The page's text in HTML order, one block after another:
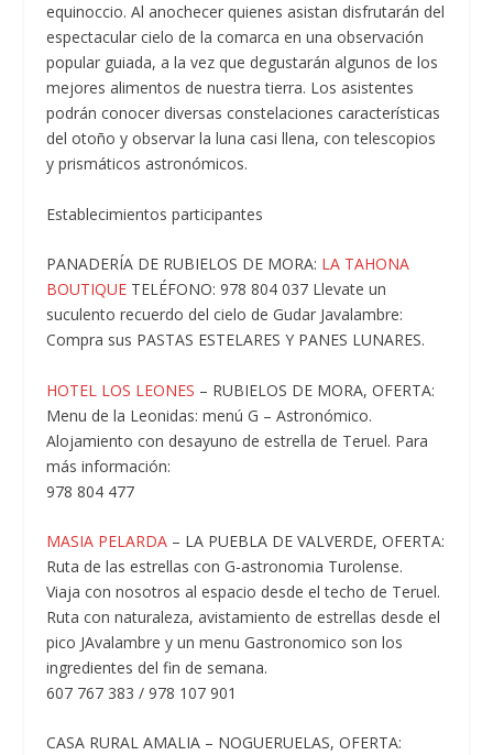
equinoccio. Al anochecer quienes asistan disfrutarán del
espectacular cielo de la comarca en una observación
popular guiada, a la vez que degustarán algunos de los
mejores alimentos de nuestra tierra. Los asistentes
podrán conocer diversas constelaciones características
del otoño y observar la luna casi llena, con telescopios
y prismáticos astronómicos.
Establecimientos participantes
PANADERÍA DE RUBIELOS DE MORA: LA TAHONA
BOUTIQUE TELÉFONO: 978 804 037 Llevate un
suculento recuerdo del cielo de Gudar Javalambre:
Compra sus PASTAS ESTELARES Y PANES LUNARES.
HOTEL LOS LEONES – RUBIELOS DE MORA, OFERTA:
Menu de la Leonidas: menú G – Astronómico.
Alojamiento con desayuno de estrella de Teruel. Para
más información:
978 804 477
MASIA PELARDA – LA PUEBLA DE VALVERDE, OFERTA:
Ruta de las estrellas con G-astronomia Turolense.
Viaja con nosotros al espacio desde el techo de Teruel.
Ruta con naturaleza, avistamiento de estrellas desde el
pico JAvalambre y un menu Gastronomico son los
ingredientes del fin de semana.
607 767 383 / 978 107 901
CASA RURAL AMALIA – NOGUERUELAS, OFERTA: